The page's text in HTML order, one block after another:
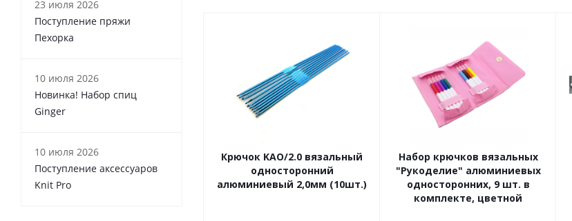
Крючок KAO/2.0 вязальный
односторонний
алюминиевый 2,0мм (10шт.)
Набор крючков вязальных
"Рукоделие" алюминиевых
односторонних, 9 шт. в
комплекте, цветной
23 июля 2026
Поступление пряжи
Пехорка
10 июля 2026
Новинка! Набор спиц
Ginger
10 июля 2026
Поступление аксессуаров
Knit Pro